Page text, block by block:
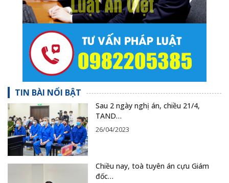
TIN BÀI NỔI BẬT
Sau 2 ngày nghị án, chiều 21/4,
TAND…
26/04/2023
Chiều nay, toà tuyên án cựu Giám
đốc…